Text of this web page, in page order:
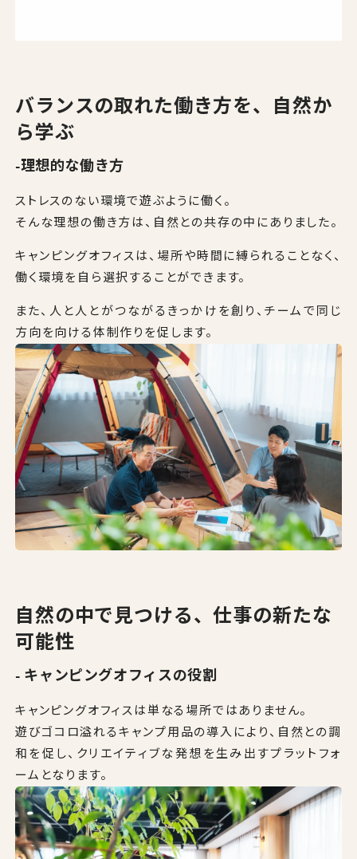
バランスの取れた働き方を、自然か
ら学ぶ
-理想的な働き方
ストレスのない環境で遊ぶように働く。
そんな理想の働き方は、自然との共存の中にありました。
キャンピングオフィスは、場所や時間に縛られることなく、
働く環境を自ら選択することができます。
また、人と人とがつながるきっかけを創り、チームで同じ
方向を向ける体制作りを促します。
自然の中で見つける、仕事の新たな
可能性
- キャンピングオフィスの役割
キャンピングオフィスは単なる場所ではありません。
遊びゴコロ溢れるキャンプ用品の導入により、⾃然との調
和を促し、クリエイティブな発想を生み出すプラットフォ
ームとなります。